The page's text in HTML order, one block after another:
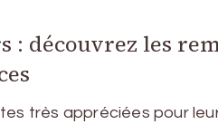
: découvrez les
très appréciées pour